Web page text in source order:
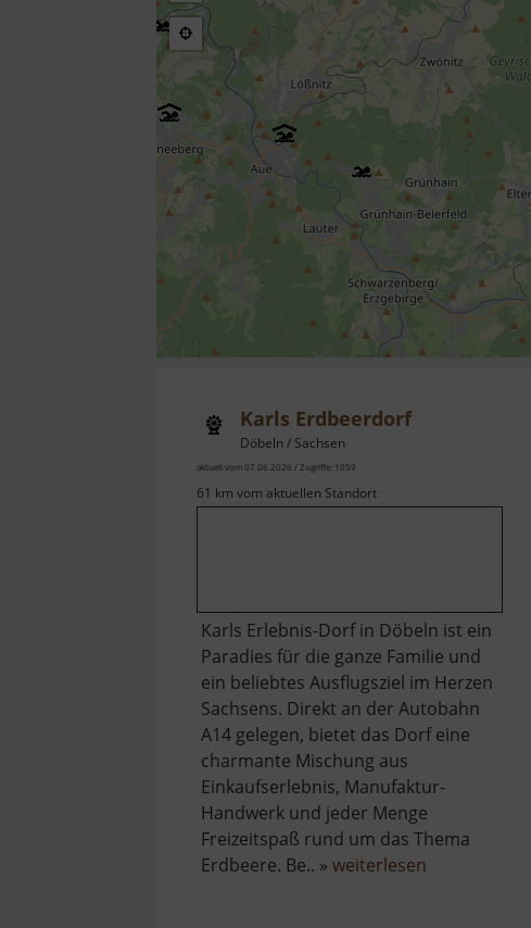
Karls Erdbeerdorf
Döbeln / Sachsen
aktuell vom 07.06.2026 / Zugriffe: 1059
61 km vom aktuellen Standort
Karls Erlebnis-Dorf in Döbeln ist ein
Paradies für die ganze Familie und
ein beliebtes Ausflugsziel im Herzen
Sachsens. Direkt an der Autobahn
A14 gelegen, bietet das Dorf eine
charmante Mischung aus
Einkaufserlebnis, Manufaktur-
Handwerk und jeder Menge
Freizeitspaß rund um das Thema
Erdbeere. Be.. » weiterlesen